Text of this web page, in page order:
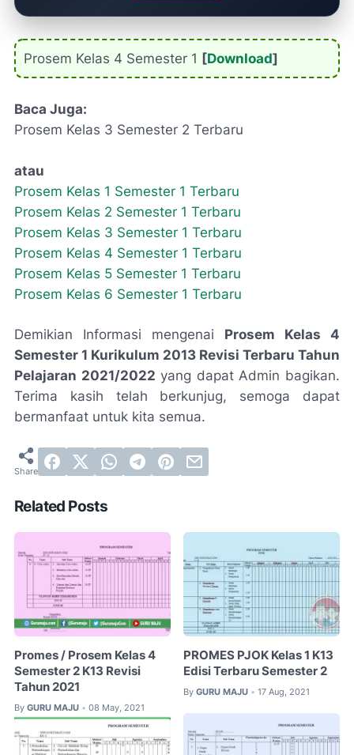
Prosem Kelas 4 Semester 1 [Download]
Baca Juga:
Prosem Kelas 3 Semester 2 Terbaru
atau
Prosem Kelas 1 Semester 1 Terbaru
Prosem Kelas 2 Semester 1 Terbaru
Prosem Kelas 3 Semester 1 Terbaru
Prosem Kelas 4 Semester 1 Terbaru
Prosem Kelas 5 Semester 1 Terbaru
Prosem Kelas 6 Semester 1 Terbaru
Demikian Informasi mengenai Prosem Kelas 4
Semester 1 Kurikulum 2013 Revisi Terbaru Tahun
Pelajaran 2021/2022 yang dapat Admin bagikan.
Terima kasih telah berkunjug, semoga dapat
bermanfaat untuk kita semua.
Related Posts
Promes / Prosem Kelas 4
Semester 2 K13 Revisi
Tahun 2021
By GURU MAJU • 08 May, 2021
PROMES PJOK Kelas 1 K13
Edisi Terbaru Semester 2
By GURU MAJU • 17 Aug, 2021